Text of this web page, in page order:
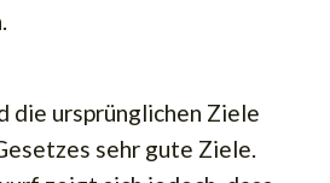
die ursprünglichen Ziele
sehr gute Ziele.